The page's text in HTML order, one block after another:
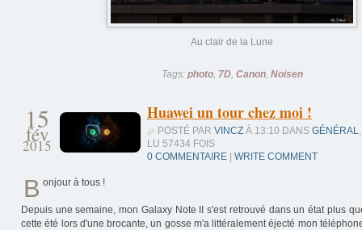
Au clair de la Lune
Tags: photo, 7D, Canon, Noisen
15
fév
2015
Huawei un tour chez moi !
POSTÉ PAR VINCZ À 13:10 DANS GÉNÉRAL,
LU 57434 FOIS
0 COMMENTAIRE
WRITE COMMENT
B onjour à tous !
Depuis une semaine, mon Galaxy Note II s'est retrouvé dans un état plus
cette été lors d'une brocante, un gosse m'a littéralement éjecté mon